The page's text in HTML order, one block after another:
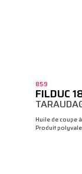
859
FILDUC
Huile de coupe
Produit